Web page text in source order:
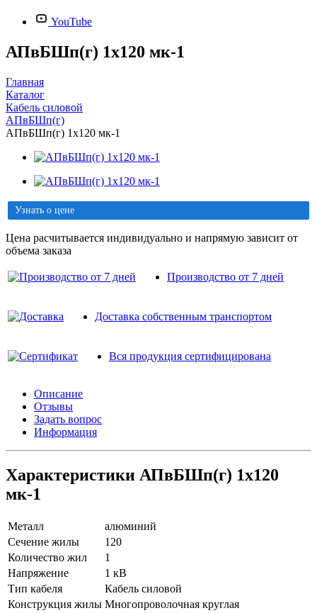
YouTube
АПвБШп(г) 1х120 мк-1
Главная
Каталог
Кабель силовой
АПвБШп(г)
АПвБШп(г) 1х120 мк-1
Узнать о цене
Цена расчитывается индивидуально и напрямую зависит от
объема заказа
Производство от 7 дней
Доставка собственным транспортом
Вся продукция сертифицирована
Описание
Отзывы
Задать вопрос
Информация
Характеристики АПвБШп(г) 1х120
мк-1
Металл
алюминий
Сечение жилы
120
Количество жил
1
Напряжение
1 кВ
Тип кабеля
Кабель силовой
Конструкция жилы Многопроволочная круглая